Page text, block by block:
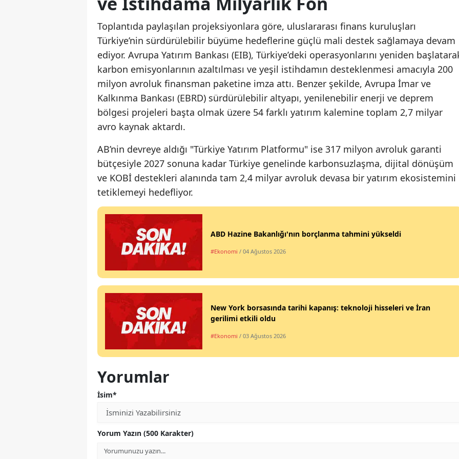
Toplantıda paylaşılan projeksiyonlara göre, uluslararası finans kuruluşları
Türkiye’nin sürdürülebilir büyüme hedeflerine güçlü mali destek sağlamaya devam
ediyor. Avrupa Yatırım Bankası (EIB), Türkiye’deki operasyonlarını yeniden
karbon emisyonlarının azaltılması ve yeşil istihdamın desteklenmesi amacıyla 200
milyon avroluk finansman paketine imza attı. Benzer şekilde, Avrupa İmar ve
Kalkınma Bankası (EBRD) sürdürülebilir altyapı, yenilenebilir enerji ve deprem
bölgesi projeleri başta olmak üzere 54 farklı yatırım kalemine toplam 2,7 milyar
avro kaynak aktardı.
AB’nin devreye aldığı "Türkiye Yatırım Platformu" ise 317 milyon avroluk garanti
bütçesiyle 2027 sonuna kadar Türkiye genelinde karbonsuzlaşma, dijital dönüşüm
ve KOBİ destekleri alanında tam 2,4 milyar avroluk devasa bir yatırım ekosistemini
tetiklemeyi hedefliyor.
ABD Hazine Bakanlığı'nın borçlanma tahmini yükseldi
#Ekonomi / 04 Ağustos 2026
New York borsasında tarihi kapanış: teknoloji hisseleri ve İran
gerilimi etkili oldu
#Ekonomi / 03 Ağustos 2026
Yorumlar
İsim*
Yorum Yazın (500 Karakter)